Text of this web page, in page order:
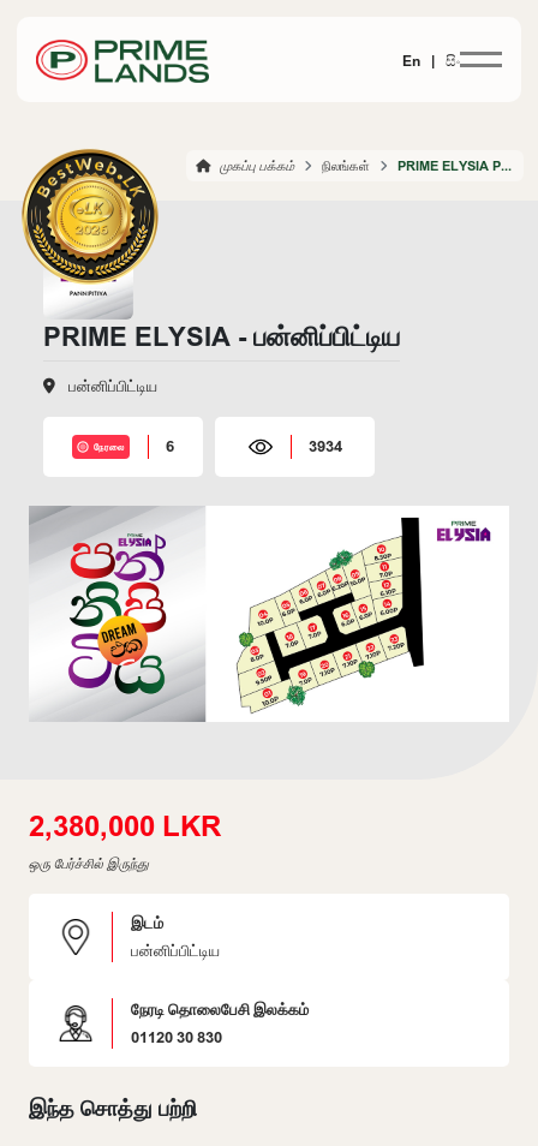
En | සිං
முகப்பு பக்கம் நிலங்கள் PRIME ELYSIA PANNIPITIYA
PRIME ELYSIA - பன்னிப்பிட்டிய
பன்னிப்பிட்டிய
நேரலை 6 3934
2,380,000 LKR
ஒரு பேர்ச்சில் இருந்து
இடம்
பன்னிப்பிட்டிய
நேரடி தொலைபேசி இலக்கம்
01120 30 830
இந்த சொத்து பற்றி